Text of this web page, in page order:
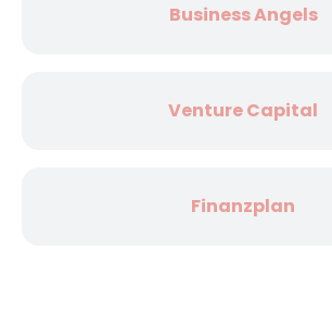
Business Angels
Venture Capital
Finanzplan